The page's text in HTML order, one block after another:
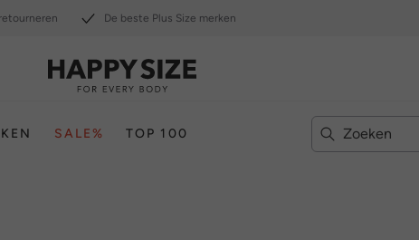
De beste Plus Size merken
SALE% TOP 100